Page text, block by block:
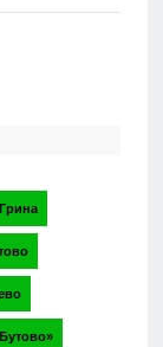
Грина